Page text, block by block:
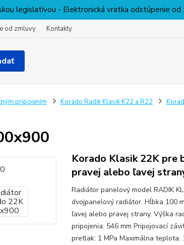
legislatívou - Elektronická vratka odstúpenie od
od zmluvy Kontakty
pripojením Korado Radik Klasik K22 a R22
Korado Klasik 22K pre
pravej alebo ľavej
Radiátor panelový model RADIK
dvojpanelový radiátor. Hĺbka 100
ľavej alebo pravej strany. Výška
pripojenia: 546 mm Pripojovací
pretlak: 1 MPa Maximálna teplota: